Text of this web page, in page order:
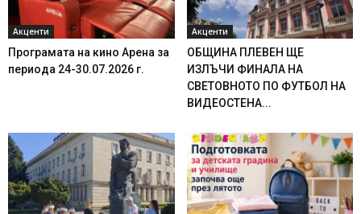
Акценти
Програмата на кино Арена за
периода 24-30.07.2026 г.
Акценти
ОБЩИНА ПЛЕВЕН ЩЕ
ИЗЛЪЧИ ФИНАЛА НА
СВЕТОВНОТО ПО ФУТБОЛ НА
ВИДЕОСТЕНА...